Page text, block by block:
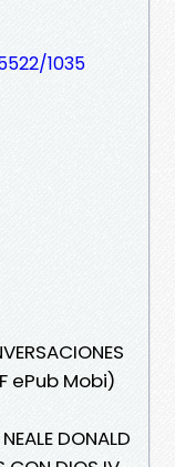
1035
ePub Mobi)
DONALD